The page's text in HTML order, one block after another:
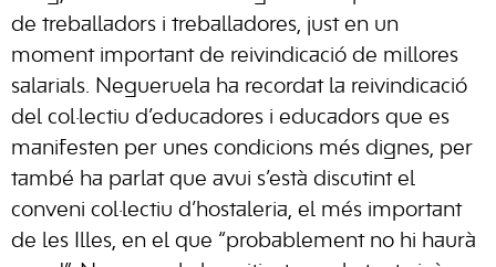
de treballadors i treballadores, just en un
moment important de reivindicació de millores
salarials. Negueruela ha recordat la reivindicació
del col·lectiu d’educadores i educadors que es
manifesten per unes condicions més dignes, per
també ha parlat que avui s’està discutint el
conveni col·lectiu d’hostaleria, el més important
de les Illes, en el que “probablement no hi haurà